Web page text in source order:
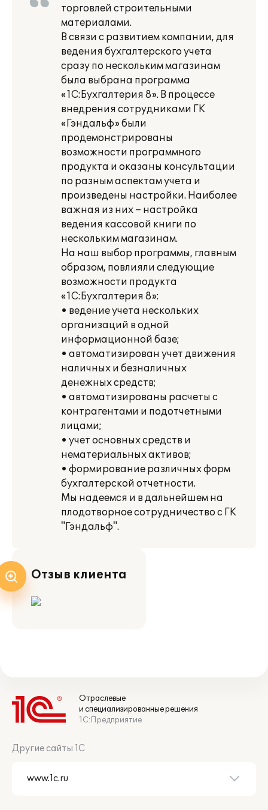
торговлей строительными
материалами.
В связи с развитием компании, для
ведения бухгалтерского учета
сразу по нескольким магазинам
была выбрана программа
«1С:Бухгалтерия 8». В процессе
внедрения сотрудниками ГК
«Гэндальф» были
продемонстрированы
возможности программного
продукта и оказаны консультации
по разным аспектам учета и
произведены настройки. Наиболее
важная из них – настройка
ведения кассовой книги по
нескольким магазинам.
На наш выбор программы, главным
образом, повлияли следующие
возможности продукта
«1С:Бухгалтерия 8»:
• ведение учета нескольких
организаций в одной
информационной базе;
• автоматизирован учет движения
наличных и безналичных
денежных средств;
• автоматизированы расчеты с
контрагентами и подотчетными
лицами;
• учет основных средств и
нематериальных активов;
• формирование различных форм
бухгалтерской отчетности.
Мы надеемся и в дальнейшем на
плодотворное сотрудничество с ГК
"Гэндальф".
Отзыв клиента
Отраслевые
и специализированные решения
1С:Предприятие
Другие сайты 1С